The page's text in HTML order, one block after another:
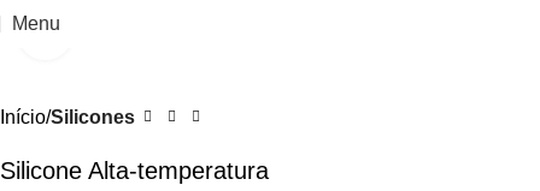
Menu
Início Silicones
Silicone Alta-temperatura